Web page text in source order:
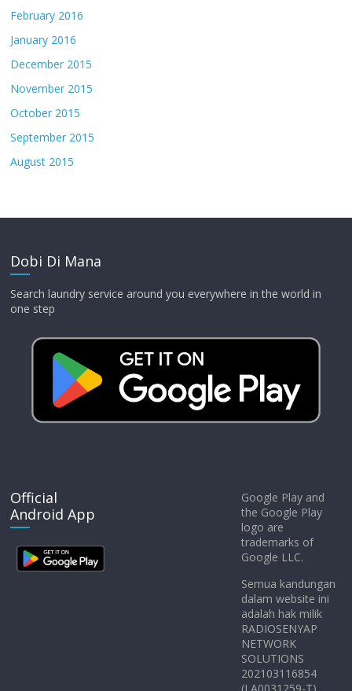
February 2016
January 2016
December 2015
November 2015
October 2015
September 2015
August 2015
Dobi Di Mana
Search laundry service around you everywhere in the world in
one step
Official
Android App
Google Play and
the Google Play
logo are
trademarks of
Google LLC.
Semua kandungan
dalam website ini
adalah hak milik
RADIOSENYAP
NETWORK
SOLUTIONS
202103116854